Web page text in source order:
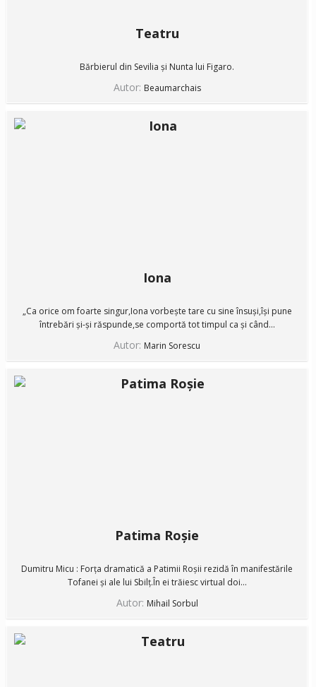
Teatru
Bărbierul din Sevilia și Nunta lui Figaro.
Autor: Beaumarchais
Iona
„Ca orice om foarte singur,Iona vorbește tare cu sine însuși,își pune
întrebări și-și răspunde,se comportă tot timpul ca și când...
Autor: Marin Sorescu
Patima Roșie
Dumitru Micu : Forța dramatică a Patimii Roșii rezidă în manifestările
Tofanei și ale lui Sbilț.În ei trăiesc virtual doi...
Autor: Mihail Sorbul